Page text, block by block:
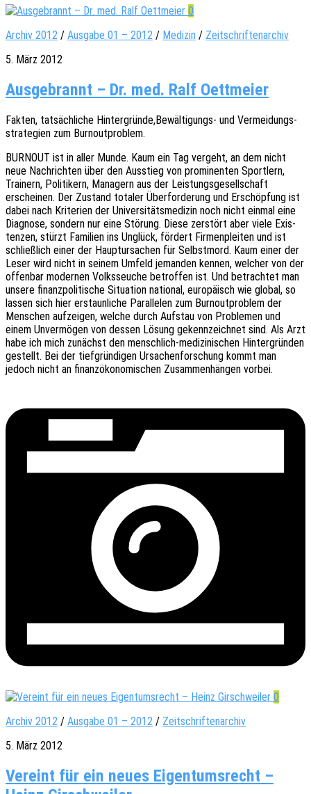
0
Archiv 2012 / Ausgabe 01 – 2012 / Medizin / Zeitschriftenarchiv
5. März 2012
Ausgebrannt – Dr. med. Ralf Oettmeier
Fakten, tatsäch­li­che Hintergründe,Bewältigungs- und Vermei­dungs­
stra­te­gien zum Burnoutproblem.
BURNOUT ist in aller Munde. Kaum ein Tag vergeht, an dem nicht
neue Nach­rich­ten über den Ausstieg von promi­nen­ten Sport­lern,
Trai­nern, Poli­ti­kern, Mana­gern aus der Leis­tungs­ge­sell­schaft
erschei­nen. Der Zustand tota­ler Über­for­de­rung und Erschöp­fung ist
dabei nach Krite­ri­en der Univer­si­täts­me­di­zin noch nicht einmal eine
Diagno­se, sondern nur eine Störung. Diese zerstört aber viele Exis­
ten­zen, stürzt Fami­li­en ins Unglück, fördert Firmen­plei­ten und ist
schließ­lich einer der Haupt­ur­sa­chen für Selbst­mord. Kaum einer der
Leser wird nicht in seinem Umfeld jeman­den kennen, welcher von der
offen­bar moder­nen Volks­seu­che betrof­fen ist. Und betrach­tet man
unsere finanz­po­li­ti­sche Situa­ti­on natio­nal, euro­pä­isch wie global, so
lassen sich hier erstaun­li­che Paral­le­len zum Burn­out­pro­blem der
Menschen aufzei­gen, welche durch Aufstau von Proble­men und
einem Unver­mö­gen von dessen Lösung gekenn­zeich­net sind. Als Arzt
habe ich mich zunächst den mensch­lich-medi­zi­ni­schen Hinter­grün­den
gestellt. Bei der tief­grün­di­gen Ursa­chen­for­schung kommt man
jedoch nicht an finanz­öko­no­mi­schen Zusam­men­hän­gen vorbei.
0
Archiv 2012 / Ausgabe 01 – 2012 / Zeitschriftenarchiv
5. März 2012
Vereint für ein neues Eigentumsrecht –